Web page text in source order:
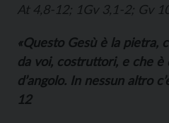
At 4,8-12; 1Gv 3,1-2; Gv
«Questo Gesù è la pietra,
da voi, costruttori, e che è
d’angolo. In nessun altro
12